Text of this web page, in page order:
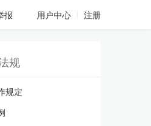
报 用户中心 注册
规
规定